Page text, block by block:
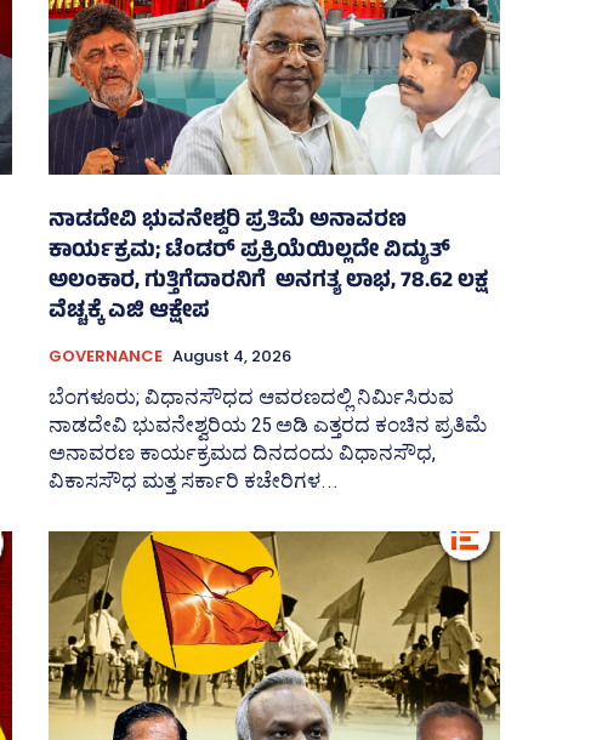
ನಾಡದೇವಿ ಭುವನೇಶ್ವರಿ ಪ್ರತಿಮೆ ಅನಾವರಣ
ಕಾರ್ಯಕ್ರಮ; ಟೆಂಡರ್ ಪ್ರಕ್ರಿಯೆಯಿಲ್ಲದೇ ವಿದ್ಯುತ್‌
ಅಲಂಕಾರ, ಗುತ್ತಿಗೆದಾರನಿಗೆ ಅನಗತ್ಯ ಲಾಭ, 78.62 ಲಕ್ಷ
ವೆಚ್ಚಕ್ಕೆ ಎಜಿ ಆಕ್ಷೇಪ
GOVERNANCE August 4, 2026
ಬೆಂಗಳೂರು; ವಿಧಾನಸೌಧದ ಆವರಣದಲ್ಲಿ ನಿರ್ಮಿಸಿರುವ
ನಾಡದೇವಿ ಭುವನೇಶ್ವರಿಯ 25 ಅಡಿ ಎತ್ತರದ ಕಂಚಿನ ಪ್ರತಿಮೆ
ಅನಾವರಣ ಕಾರ್ಯಕ್ರಮದ ದಿನದಂದು ವಿಧಾನಸೌಧ,
ವಿಕಾಸಸೌಧ ಮತ್ತ ಸರ್ಕಾರಿ ಕಚೇರಿಗಳ...